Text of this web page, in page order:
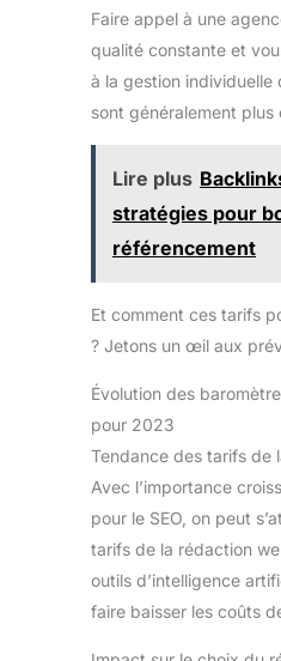
Faire appel à une
qualité constante et
à la gestion individuelle
sont généralement plus
Lire plus
stratégies pour
référencement
Et comment ces tarifs
? Jetons un œil aux
Évolution des
pour 2023
Tendance des tarifs de
Avec l’importance
pour le SEO, on peut
tarifs de la rédaction
outils d’intelligence
faire baisser les coûts